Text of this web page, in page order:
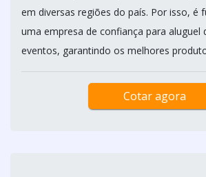
em diversas regiões do país. Por isso, é
uma empresa de confiança para aluguel
eventos, garantindo os melhores
Cotar agora